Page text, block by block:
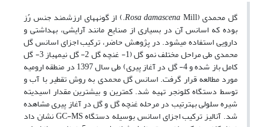
گل محمدی (
Rosadamascena Mill.) از گونه­های ارزشمند جنس رُز
بوده که اسانس آن در بسیاری از صنایع مانند آرایشی، بهداشتی و
دارویی استفاده می­شود. در پژوهش حاضر، ترکیب اجزای اسانس گل
محمدی طی مراحل مختلف نمو گل (1- غنچه گل 2- گل نیمه­باز 3- گل
کامل باز شده و 4- گل در آغاز پیری) طی سال 1397 در منطقه ارومیه
مورد مطالعه قرار گرفت. اسانس گل محمدی به روش تقطیر با آب و
توسط دستگاه کلونجر تهیه شد. کمترین و بیشترین مقدار اسیدیته
شیره سلولی به­ترتیب در مرحله غنچه گل و گل در آغاز پیری مشاهده
شد. آنالیز ترکیب اجزای اسانس بوسیله دستگاه GC-MS نشان داد